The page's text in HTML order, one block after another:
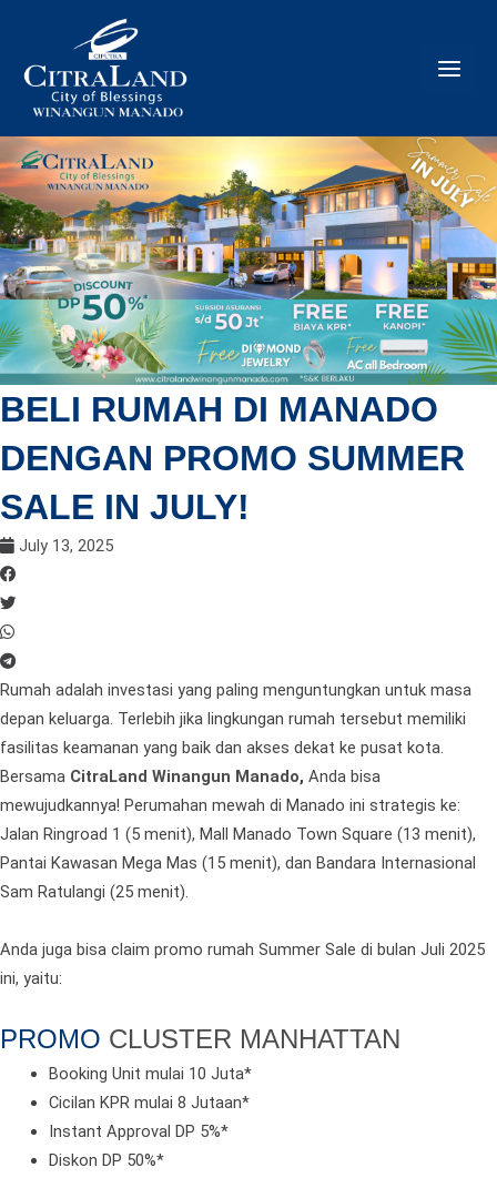
content
BELI RUMAH DI MANADO
DENGAN PROMO SUMMER
SALE IN JULY!
July 13, 2025
Rumah adalah investasi yang paling menguntungkan untuk masa
depan keluarga. Terlebih jika lingkungan rumah tersebut memiliki
fasilitas keamanan yang baik dan akses dekat ke pusat kota.
Bersama CitraLand Winangun Manado, Anda bisa
mewujudkannya! Perumahan mewah di Manado ini strategis ke:
Jalan Ringroad 1 (5 menit), Mall Manado Town Square (13 menit),
Pantai Kawasan Mega Mas (15 menit), dan Bandara Internasional
Sam Ratulangi (25 menit).
Anda juga bisa claim promo rumah Summer Sale di bulan Juli 2025
ini, yaitu:
PROMO CLUSTER MANHATTAN
Booking Unit mulai 10 Juta*
Cicilan KPR mulai 8 Jutaan*
Instant Approval DP 5%*
Diskon DP 50%*